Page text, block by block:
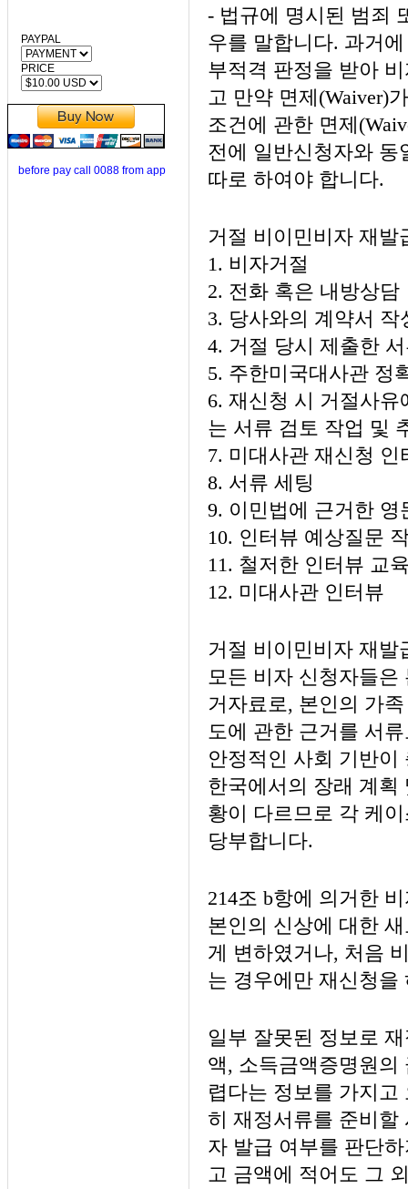
PAYPAL
PRICE
before pay call 0088 from app
- 법규에 명시된 범죄
우를 말합니다. 과거
부적격 판정을 받아
고 만약 면제(Waiver)
조건에 관한 면제
전에 일반신청자와 동
따로 하여야 합니다.
거절 비이민비자 재
1. 비자거절
2. 전화 혹은 내방상담
3. 당사와의 계약서
4. 거절 당시 제출한
5. 주한미국대사관 정
6. 재신청 시 거절사
는 서류 검토 작업 및
7. 미대사관 재신청 인
8. 서류 세팅
9. 이민법에 근거한 영
10. 인터뷰 예상질문
11. 철저한 인터뷰 교
12. 미대사관 인터뷰
거절 비이민비자 재
모든 비자 신청자들은
거자료로, 본인의 가
도에 관한 근거를 서
안정적인 사회 기반
한국에서의 장래 계획
황이 다르므로 각 케
당부합니다.
214조 b항에 의거한
본인의 신상에 대한
게 변하였거나, 처음
는 경우에만 재신청
일부 잘못된 정보로
액, 소득금액증명원의
렵다는 정보를 가지
히 재정서류를 준비할
자 발급 여부를 판단
고 금액에 적어도 그